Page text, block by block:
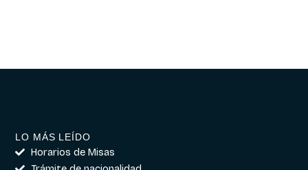
LO MÁS LEÍDO
Horarios de Misas